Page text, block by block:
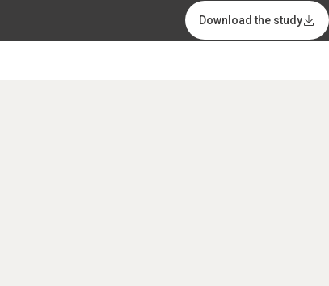
Download the study